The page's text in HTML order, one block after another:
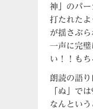
神」のパ
打たれた
が揺さぶ
一声に完
い！！もち
朗読の語
「ぬ」で
なんという